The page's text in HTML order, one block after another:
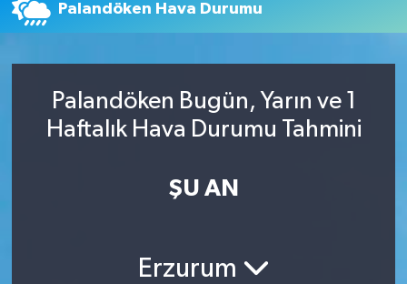
Palandöken Hava Durumu
Palandöken Bugün, Yarın ve 1
Haftalık Hava Durumu Tahmini
ŞU AN
Erzurum
Ereğli
Alaplı
Zonguldak Trafik Yoğunluk Haritası
Tüm Manşetler